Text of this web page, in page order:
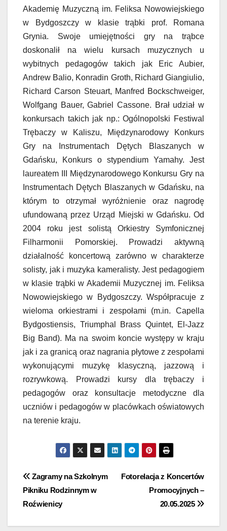
Akademię Muzyczną im. Feliksa Nowowiejskiego
w Bydgoszczy w klasie trąbki prof. Romana
Grynia. Swoje umiejętności gry na trąbce
doskonalił na wielu kursach muzycznych u
wybitnych pedagogów takich jak Eric Aubier,
Andrew Balio, Konradin Groth, Richard Giangiulio,
Richard Carson Steuart, Manfred Bockschweiger,
Wolfgang Bauer, Gabriel Cassone. Brał udział w
konkursach takich jak np.: Ogólnopolski Festiwal
Trębaczy w Kaliszu, Międzynarodowy Konkurs
Gry na Instrumentach Dętych Blaszanych w
Gdańsku, Konkurs o stypendium Yamahy. Jest
laureatem III Międzynarodowego Konkursu Gry na
Instrumentach Dętych Blaszanych w Gdańsku, na
którym to otrzymał wyróżnienie oraz nagrodę
ufundowaną przez Urząd Miejski w Gdańsku. Od
2004 roku jest solistą Orkiestry Symfonicznej
Filharmonii Pomorskiej. Prowadzi aktywną
działalność koncertową zarówno w charakterze
solisty, jak i muzyka kameralisty. Jest pedagogiem
w klasie trąbki w Akademii Muzycznej im. Feliksa
Nowowiejskiego w Bydgoszczy. Współpracuje z
wieloma orkiestrami i zespołami (m.in. Capella
Bydgostiensis, Triumphal Brass Quintet, El-Jazz
Big Band). Ma na swoim koncie występy w kraju
jak i za granicą oraz nagrania płytowe z zespołami
wykonującymi muzykę klasyczną, jazzową i
rozrywkową. Prowadzi kursy dla trębaczy i
pedagogów oraz konsultacje metodyczne dla
uczniów i pedagogów w placówkach oświatowych
na terenie kraju.
Nawigacja
wpisu
Fotorelacja z Koncertów
Promocyjnych –
20.05.2025
Zagramy na Szkolnym
Pikniku Rodzinnym w
Roźwienicy